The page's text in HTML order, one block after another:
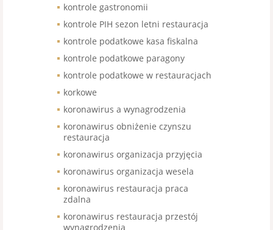
kontrole gastronomii
kontrole PIH sezon letni restauracja
kontrole podatkowe kasa fiskalna
kontrole podatkowe paragony
kontrole podatkowe w restauracjach
korkowe
koronawirus a wynagrodzenia
koronawirus obniżenie czynszu
restauracja
koronawirus organizacja przyjęcia
koronawirus organizacja wesela
koronawirus restauracja praca
zdalna
koronawirus restauracja przestój
wynagrodzenia